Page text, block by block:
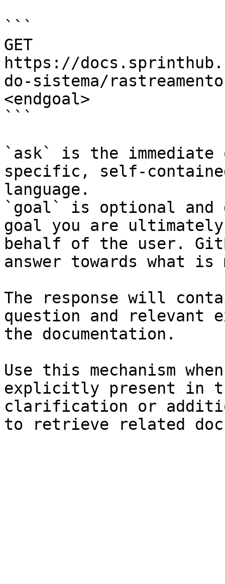
```
GET
https://
do-sistema/
<endgoal>
```
`ask` is the
specific, self-
language.
`goal` is optional and
goal you are
behalf of the user.
answer towards what
The response will
question and relevant
the documentation.
Use this mechanism
explicitly present in
clarification or